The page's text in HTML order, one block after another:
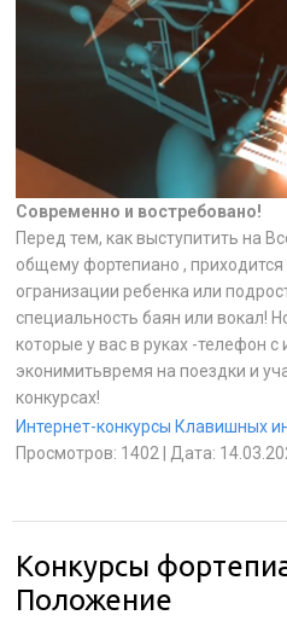
Современно и востребовано!
Перед тем, как выступитить на
общему фортепиано ,
огранизации ребенка или
специальность баян или вокал!
которые у вас в руках -телефон
эконимитьвремя на поездки и
конкурсах!
Интернет-конкурсы Клавишных
Просмотров: 1402 Дата:
Конкурсы
Положение